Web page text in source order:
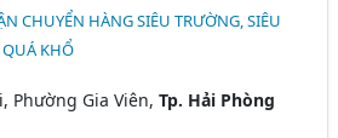
CHUYỂN HÀNG SIÊU TRƯỜNG, SIÊU
QUÁ KHỔ
Phường Gia Viên,Tp. Hải Phòng